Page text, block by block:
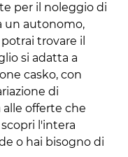
per il noleggio di
un autonomo,
trovare il
si adatta a
casko, con
di
alle offerte che
l'intera
o hai bisogno di